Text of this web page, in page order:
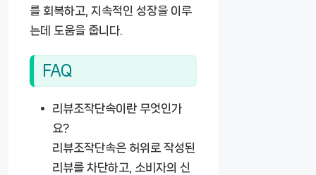
를 회복하고, 지속적인 성장을 이루
는데 도움을 줍니다.
FAQ
리뷰조작단속이란 무엇인가
요?
리뷰조작단속은 허위로 작성된
리뷰를 차단하고, 소비자의 신